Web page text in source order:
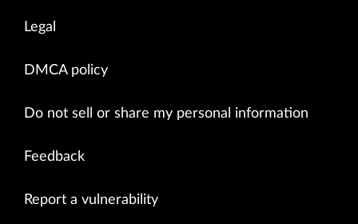
Legal
DMCA policy
Do not sell or share my personal information
Feedback
Report a vulnerability